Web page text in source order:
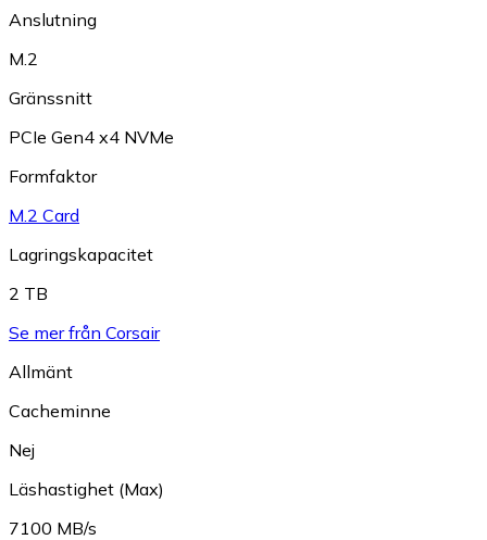
Anslutning
M.2
Gränssnitt
PCIe Gen4 x4 NVMe
Formfaktor
M.2 Card
Lagringskapacitet
2 TB
Se mer från Corsair
Allmänt
Cacheminne
Nej
Läshastighet (Max)
7100 MB/s